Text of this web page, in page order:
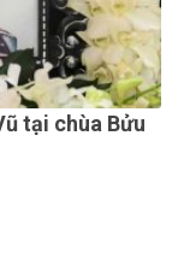
tại chùa Bửu